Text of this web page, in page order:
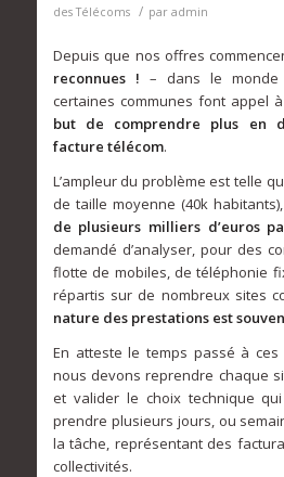
des Télécoms / par admin
Depuis que nos offres
reconnues ! – dans le
certaines communes font appel
but de comprendre plus en
facture télécom.
L’ampleur du problème est telle
de taille moyenne (40k
de plusieurs milliers d’euros
demandé d’analyser, pour des
flotte de mobiles, de téléphonie
répartis sur de nombreux sites
nature des prestations est
En atteste le temps passé à
nous devons reprendre chaque
et valider le choix technique
prendre plusieurs jours, ou
la tâche, représentant des
collectivités.